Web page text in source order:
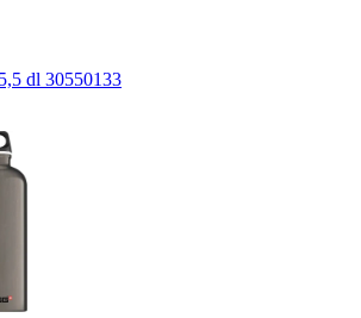
dl 30550133